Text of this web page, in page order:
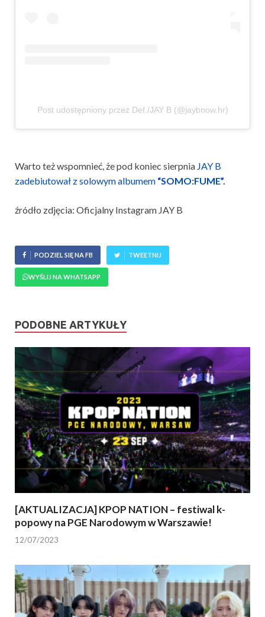
Post udostępniony przez Def./JAY B (@jaybnow.hr)
Warto też wspomnieć, że pod koniec sierpnia JAY B
zadebiutował z solowym albumem “SOMO:FUME”.
źródło zdjęcia: Oficjalny Instagram JAY B
PODZIEL SIĘ NA FB TWEETNIJ
WYŚLIJ NA WHATSAPP
PODOBNE ARTYKUŁY
[AKTUALIZACJA] KPOP NATION – festiwal k-
popowy na PGE Narodowym w Warszawie!
12/07/2023